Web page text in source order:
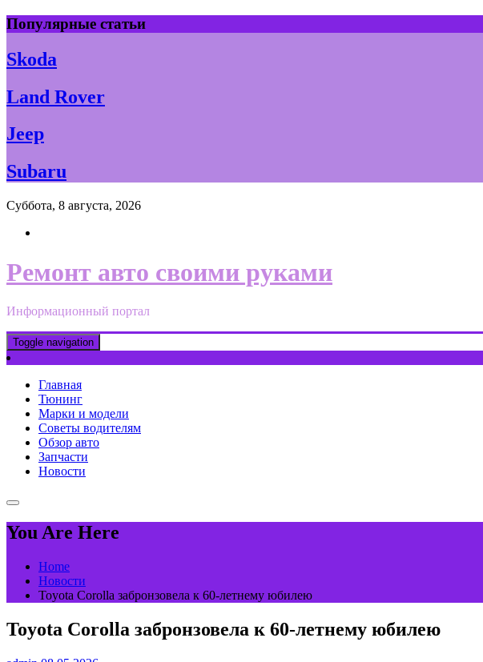
Skip
to
content
Популярные статьи
Skoda
Land Rover
Jeep
Subaru
Суббота, 8 августа, 2026
Ремонт авто своими руками
Информационный портал
Toggle navigation
Главная
Тюнинг
Марки и модели
Советы водителям
Обзор авто
Запчасти
Новости
You Are Here
Home
Новости
Toyota Corolla забронзовела к 60-летнему юбилею
Toyota Corolla забронзовела к 60-летнему юбилею